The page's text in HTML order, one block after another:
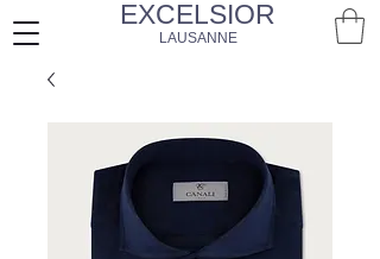
EXCELSIOR
LAUSANNE